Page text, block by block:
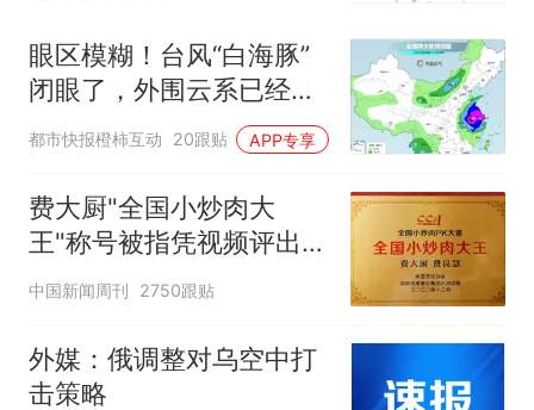
眼区模糊！台风“白海豚”
闭眼了，外围云系已经触
及浙江，浙江、上海等地
都市快报橙柿互动 20跟贴 APP专享
费大厨"全国小炒肉大
王"称号被指凭视频评出
官方回应
中国新闻周刊 2750跟贴
外媒：俄调整对乌空中打
击策略